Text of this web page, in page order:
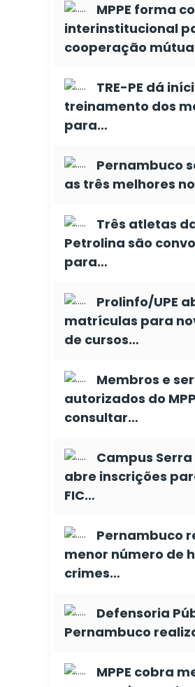
MPPE forma
interinstitucional
cooperação
TRE-PE dá
treinamento dos
para…
Pernambuco
as três melhores
Três atletas
Petrolina são
para…
Prolinfo/UPE
matrículas para
de cursos…
Membros e
autorizados do
consultar…
Campus
abre inscrições
FIC…
Pernambuco
menor número de
crimes…
Defensoria
Pernambuco
MPPE cobra